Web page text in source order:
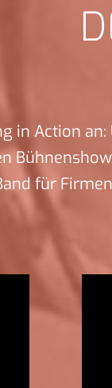
in Action
für